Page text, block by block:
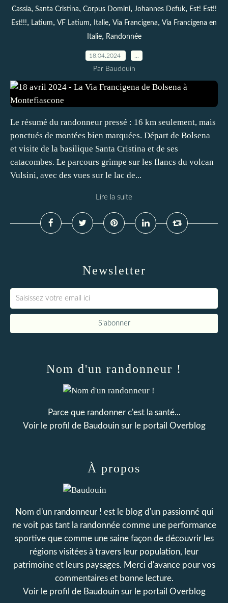
Cassia, Santa Cristina, Corpus Domini, Johannes Defuk, Est! Est!!
Est!!!, Latium, VF Latium, Italie, Via Francigena, Via Francigena en
Italie, Randonnée
18.04.2024
Par Baudouin
Le résumé du randonneur pressé : 16 km seulement, mais
ponctués de montées bien marquées. Départ de Bolsena
et visite de la basilique Santa Cristina et de ses
catacombes. Le parcours grimpe sur les flancs du volcan
Vulsini, avec des vues sur le lac de...
Lire la suite
Newsletter
Nom d'un randonneur !
Parce que randonner c'est la santé...
Voir le profil de Baudouinsur le portail Overblog
À propos
Nom d'un randonneur ! est le blog d'un passionné qui
ne voit pas tant la randonnée comme une performance
sportive que comme une saine façon de découvrir les
régions visitées à travers leur population, leur
patrimoine et leurs paysages. Merci d'avance pour vos
commentaires et bonne lecture.
Voir le profil de Baudouinsur le portail Overblog